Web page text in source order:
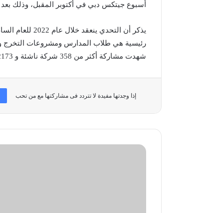
أسبوع جيتكس دبي في أكتوبر المقبل، وذلك بعد
رئيسية هي طلاب المدارس ومشروعات التخرج
شهدت مشاركة أكثر من 358 شركة ناشئة و 2173 مشروع تخرج و 516 مشروعًا من مسار المدرسة الثانوية.
إذا وجدتها مفيدة لا تتردد فى مشاركتها مع من تحب
«ثنك